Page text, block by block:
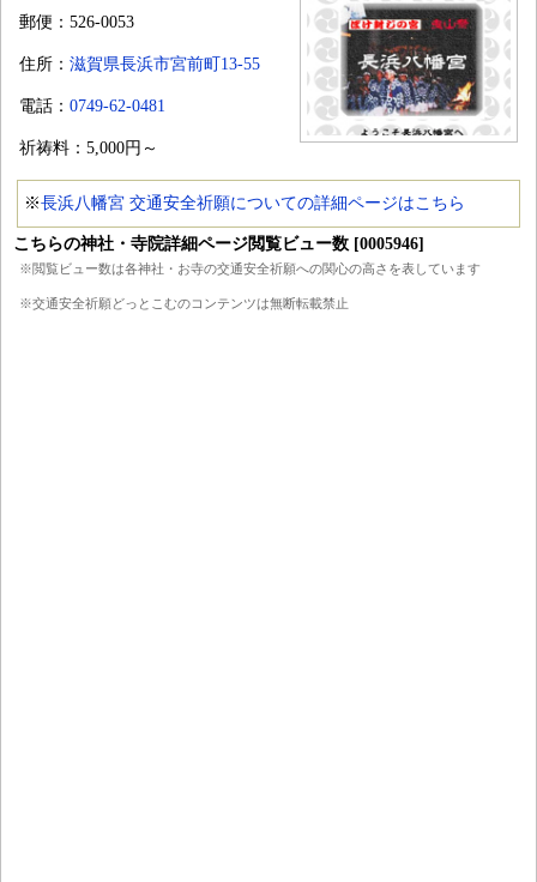
郵便：526-0053
住所： 滋賀県長浜市宮前町13-55
電話： 0749-62-0481
祈祷料：5,000円～
※長浜八幡宮 交通安全祈願についての詳細ページはこちら
こちらの神社・寺院詳細ページ閲覧ビュー数 [0005946]
※閲覧ビュー数は各神社・お寺の交通安全祈願への関心の高さを表しています
※交通安全祈願どっとこむのコンテンツは無断転載禁止